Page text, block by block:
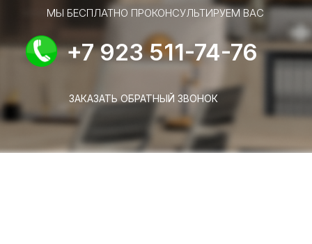
МЫ БЕСПЛАТНО ПРОКОНСУЛЬТИРУЕМ ВАС
+7 923 511-74-76
ЗАКАЗАТЬ ОБРАТНЫЙ ЗВОНОК